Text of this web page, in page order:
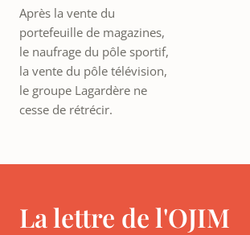
Après la vente du
portefeuille de magazines,
le naufrage du pôle sportif,
la vente du pôle télévision,
le groupe Lagardère ne
cesse de rétrécir.
La lettre de l'OJIM